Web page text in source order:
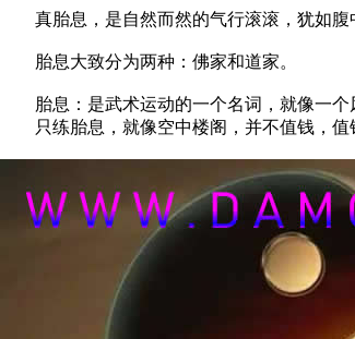
真胎息，是自然而然的气行滚滚，犹如腹
胎息大致分为两种：佛家和道家。
胎息：是武术运动的一个名词，就像一个
只练胎息，就像空中楼阁，并不值钱，值